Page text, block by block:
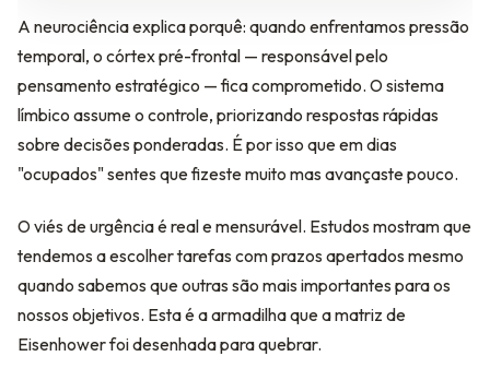
A neurociência explica porquê: quando enfrentamos pressão
temporal, o córtex pré-frontal — responsável pelo
pensamento estratégico — fica comprometido. O sistema
límbico assume o controle, priorizando respostas rápidas
sobre decisões ponderadas. É por isso que em dias
"ocupados" sentes que fizeste muito mas avançaste pouco.
O viés de urgência é real e mensurável. Estudos mostram que
tendemos a escolher tarefas com prazos apertados mesmo
quando sabemos que outras são mais importantes para os
nossos objetivos. Esta é a armadilha que a matriz de
Eisenhower foi desenhada para quebrar.